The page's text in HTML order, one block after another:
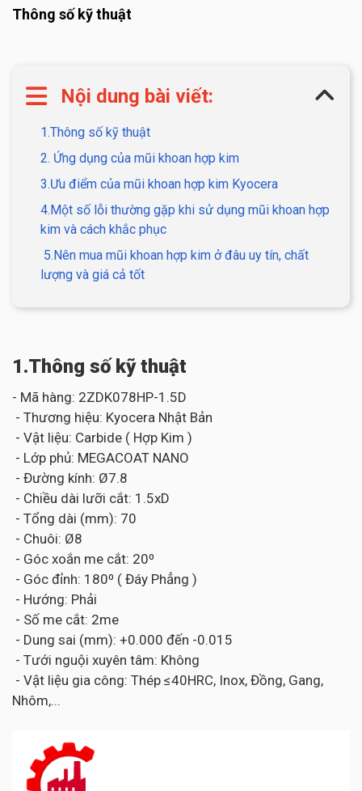
Thông số kỹ thuật
Nội dung bài viết:
1.Thông số kỹ thuật
2. Ứng dụng của mũi khoan hợp kim
3.Ưu điểm của mũi khoan hợp kim Kyocera
4.Một số lỗi thường gặp khi sử dụng mũi khoan hợp
kim và cách khắc phục
5.Nên mua mũi khoan hợp kim ở đâu uy tín, chất
lượng và giá cả tốt
1.Thông số kỹ thuật
- Mã hàng: 2ZDK078HP-1.5D
- Thương hiệu: Kyocera Nhật Bản
- Vật liệu: Carbide ( Hợp Kim )
- Lớp phủ: MEGACOAT NANO
- Đường kính: Ø7.8
- Chiều dài lưỡi cắt: 1.5xD
- Tổng dài (mm): 70
- Chuôi: Ø8
- Góc xoắn me cắt: 20⁰
- Góc đỉnh: 180⁰ ( Đáy Phẳng )
- Hướng: Phải
- Số me cắt: 2me
- Dung sai (mm): +0.000 đến -0.015
- Tưới nguội xuyên tâm: Không
- Vật liệu gia công: Thép ≤40HRC, Inox, Đồng, Gang,
Nhôm,...